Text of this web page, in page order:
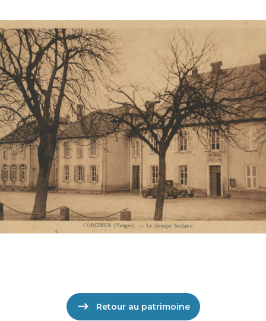
Retour au patrimoine